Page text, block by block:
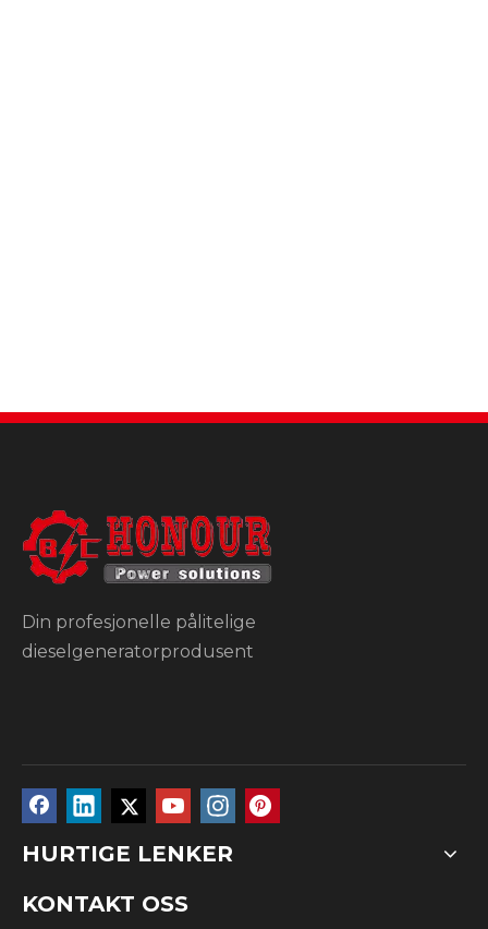
Din profesjonelle pålitelige
dieselgeneratorprodusent
HURTIGE LENKER
KONTAKT OSS